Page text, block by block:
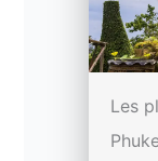
Les